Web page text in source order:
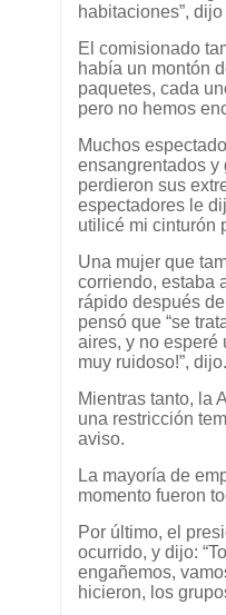
habitaciones”,
El comisionado
había un montón
paquetes, cada
pero no hemos
Muchos
ensangrentados y
perdieron sus
espectadores le
utilicé mi cinturón
Una mujer que
corriendo, estaba
rápido después
pensó que “se
aires, y no esperé
muy ruidoso!”, dijo.
Mientras tanto, la
una restricción
aviso.
La mayoría de
momento fueron
Por último, el
ocurrido, y dijo:
engañemos,
hicieron, los